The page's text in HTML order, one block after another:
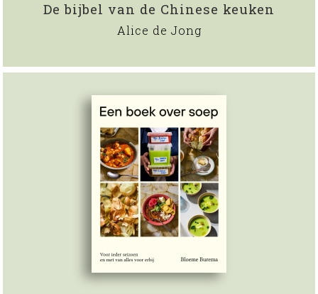
De bijbel van de Chinese keuken
Alice de Jong